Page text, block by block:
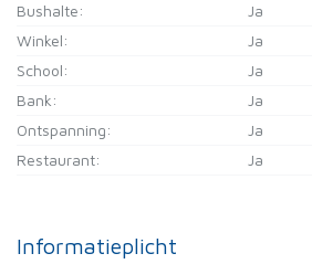
Bushalte:
Ja
Winkel:
Ja
School:
Ja
Bank:
Ja
Ontspanning:
Ja
Restaurant:
Ja
Informatieplicht